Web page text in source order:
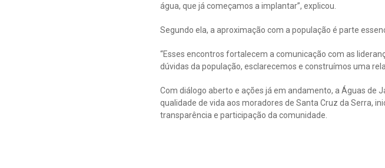
água, que já começamos a implantar”, explicou.
Segundo ela, a aproximação com a população é parte
“Esses encontros fortalecem a comunicação com as
dúvidas da população, esclarecemos e construímos uma
Com diálogo aberto e ações já em andamento, a Águas de
qualidade de vida aos moradores de Santa Cruz da Serra,
transparência e participação da comunidade.